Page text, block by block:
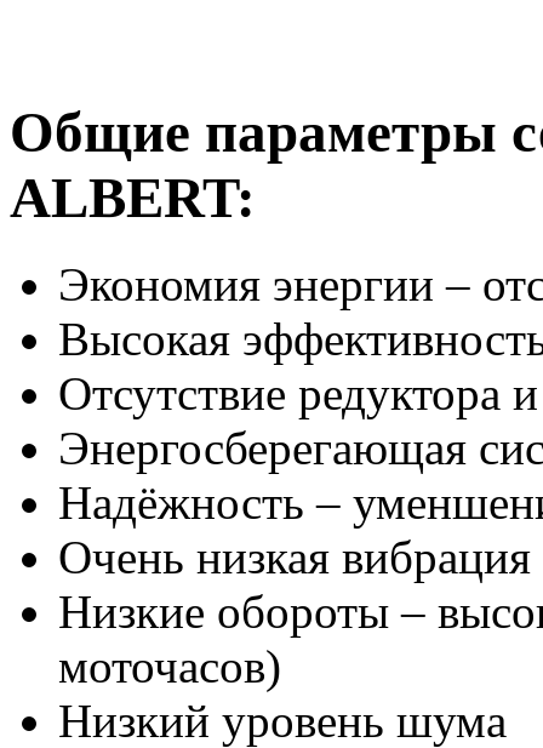
Общие параметры
ALBERT:
Экономия энергии –
Высокая
Отсутствие редуктора
Энергосберегающая
Надёжность –
Очень низкая вибрация
Низкие обороты –
моточасов)
Низкий уровень шума